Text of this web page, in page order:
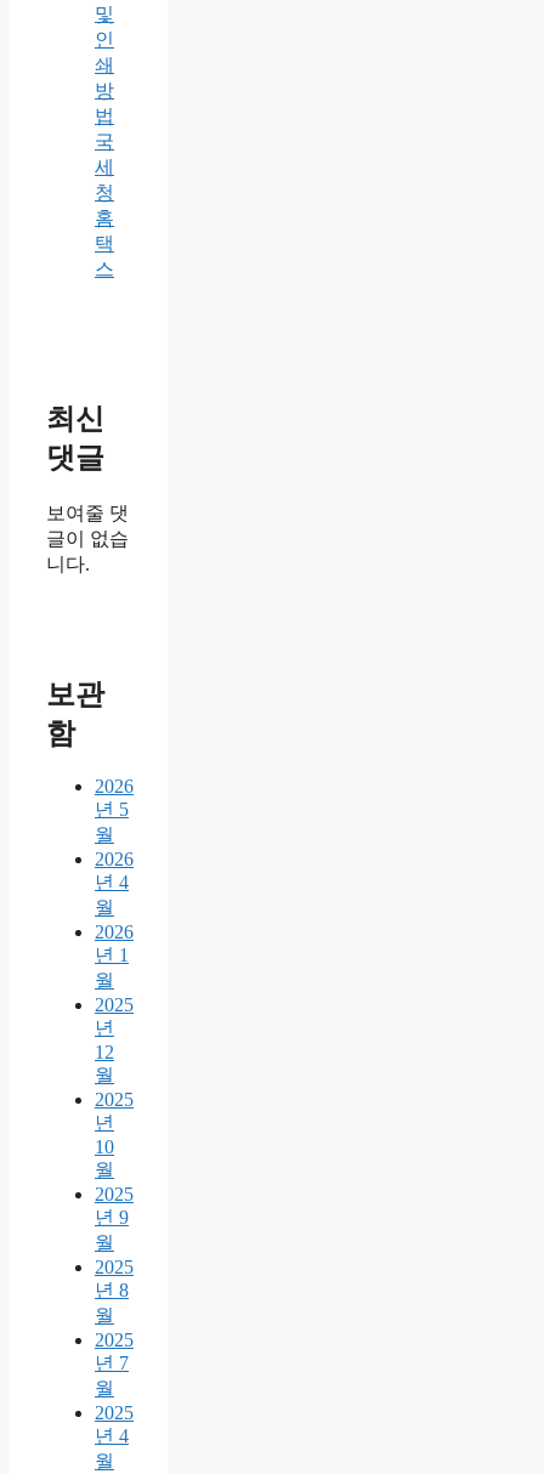
및
인
쇄
방
법
국
세
청
홈
택
스
최신
댓글
보여줄 댓
글이 없습
니다.
보관
함
2026
년 5
월
2026
년 4
월
2026
년 1
월
2025
년
12
월
2025
년
10
월
2025
년 9
월
2025
년 8
월
2025
년 7
월
2025
년 4
월